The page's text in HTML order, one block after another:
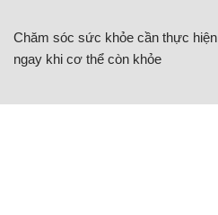
Chăm sóc sức khỏe cần thực hiện
ngay khi cơ thể còn khỏe